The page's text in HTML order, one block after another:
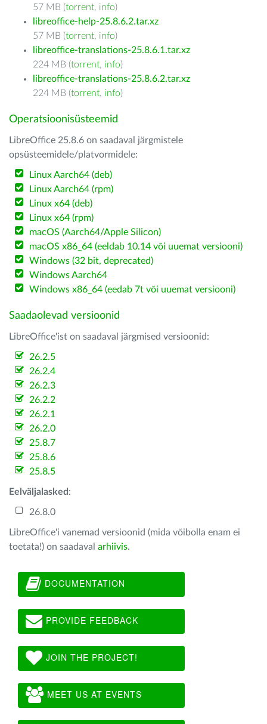
57 MB (torrent, info)
libreoffice-help-25.8.6.2.tar.xz
57 MB (torrent, info)
libreoffice-translations-25.8.6.1.tar.xz
224 MB (torrent, info)
libreoffice-translations-25.8.6.2.tar.xz
224 MB (torrent, info)
Operatsioonisüsteemid
LibreOffice 25.8.6 on saadaval järgmistele
opsüsteemidele/platvormidele:
Linux Aarch64 (deb)
Linux Aarch64 (rpm)
Linux x64 (deb)
Linux x64 (rpm)
macOS (Aarch64/Apple Silicon)
macOS x86_64 (eeldab 10.14 või uuemat versiooni)
Windows (32 bit, deprecated)
Windows Aarch64
Windows x86_64 (eedab 7t või uuemat versiooni)
Saadaolevad versioonid
LibreOffice'ist on saadaval järgmised versioonid:
26.2.5
26.2.4
26.2.3
26.2.2
26.2.1
26.2.0
25.8.7
25.8.6
25.8.5
Eelväljalasked :
26.8.0
LibreOffice'i vanemad versioonid (mida võibolla enam ei
toetata!) on saadaval arhiivis.
DOCUMENTATION
PROVIDE FEEDBACK
JOIN THE PROJECT!
MEET US AT EVENTS